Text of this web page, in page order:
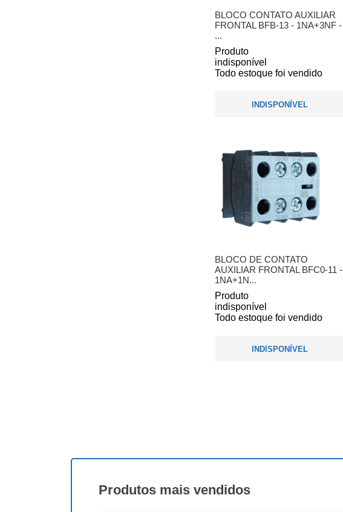
BLOCO CONTATO AUXILIAR
FRONTAL BFB-13 - 1NA+3NF -
...
Produto
indisponível
Todo estoque foi vendido
INDISPONÍVEL
BLOCO DE CONTATO
AUXILIAR FRONTAL BFC0-11 -
1NA+1N...
Produto
indisponível
Todo estoque foi vendido
INDISPONÍVEL
Produtos mais vendidos